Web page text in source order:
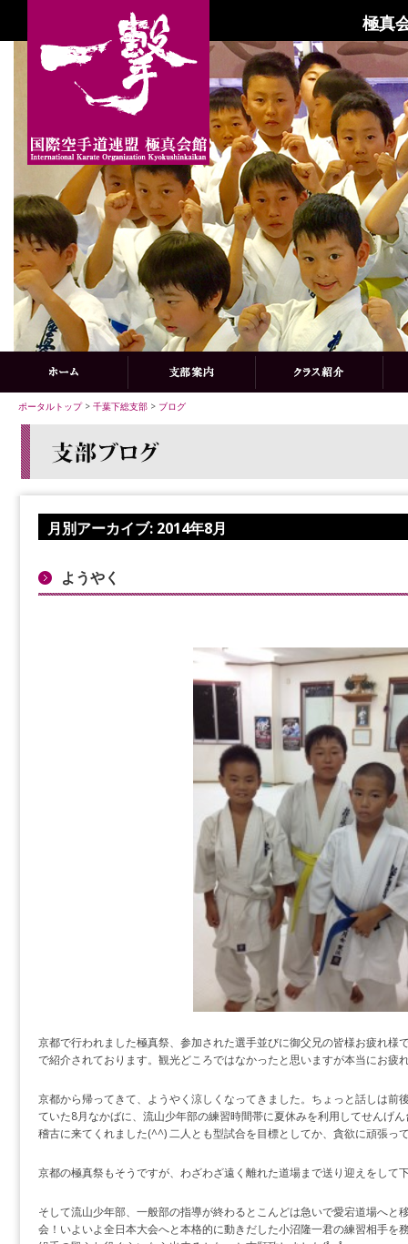
極真
ポータルトップ> 千葉下総支部 > ブログ
月別アーカイブ: 2014年8月
ようやく
京都で行われました極真祭、参加された選手並びに御父兄の皆様お疲れ様
で紹介されております。観光どころではなかったと思いますが本当にお疲
京都から帰ってきて、ようやく涼しくなってきました。ちょっと話しは前
ていた8月なかばに、流山少年部の練習時間帯に夏休みを利用してせんげ
稽古に来てくれました(^^) 二人とも型試合を目標としてか、貪欲に頑張っ
京都の極真祭もそうですが、わざわざ遠く離れた道場まで送り迎えをして
そして流山少年部、一般部の指導が終わるとこんどは急いで愛宕道場へと
会！いよいよ全日本大会へと本格的に動きだした小沼隆一君の練習相手を